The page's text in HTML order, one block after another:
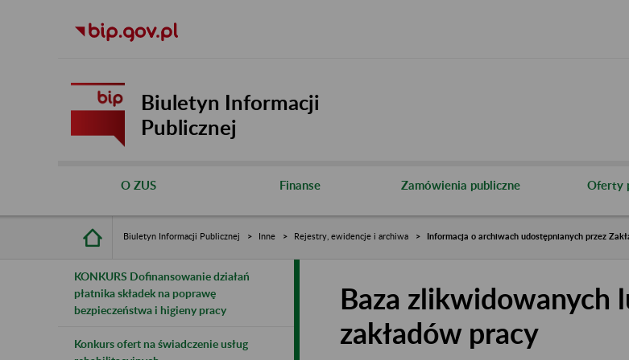
Biuletyn Informacji
Publicznej
O ZUS Finanse Zamówienia publiczne Oferty
Biuletyn Informacji Publicznej Inne Rejestry, ewidencje i archiwa Informacja o archiwach udostępnianych przez
KONKURS Dofinansowanie działań
płatnika składek na poprawę
bezpieczeństwa i higieny pracy
Konkurs ofert na świadczenie usług
Baza zlikwidowanych
zakładów pracy